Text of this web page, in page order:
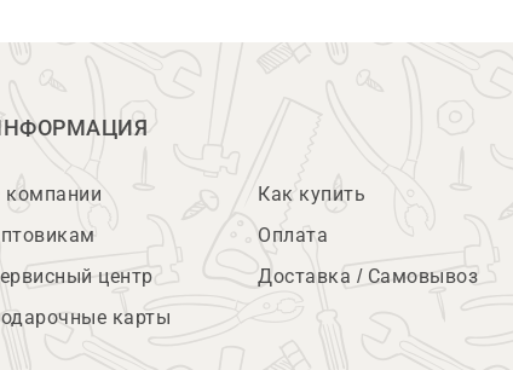
компании
центр
карты
Как купить
Оплата
Доставка / Самовывоз